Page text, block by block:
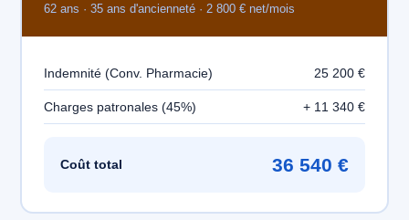
62 ans · 35 ans d'ancienneté · 2 800 € net/mois
Indemnité (Conv. Pharmacie) 25 200 €
Charges patronales (45%) + 11 340 €
Coût total 36 540 €